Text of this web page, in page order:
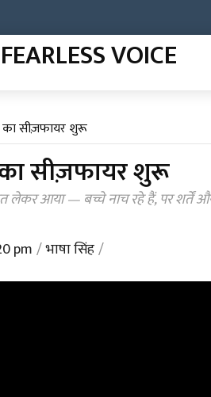
सीज़फायर शुरू
सीज़फायर शुरू
लेकर आया — बच्चे नाच रहे हैं, पर शर्तें
pm
भाषा सिंह